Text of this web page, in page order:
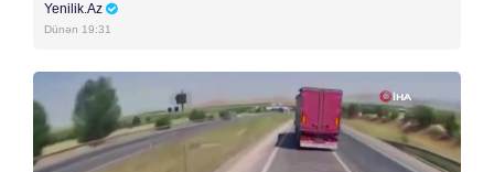
Yenilik.Az
Dünən 19:31